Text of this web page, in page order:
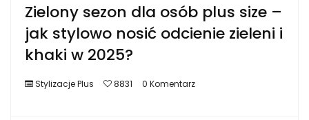
Zielony sezon dla osób plus size –
jak stylowo nosić odcienie zieleni i
khaki w 2025?
Stylizacje Plus 8831 0 Komentarz